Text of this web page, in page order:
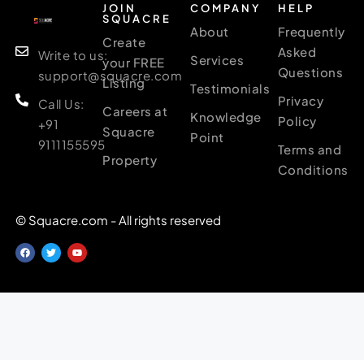
Write to us:
support@squacre.com
Call Us:
+91
9111155595
JOIN
SQUACRE
Create
your FREE
Listing
Careers at
Squacre
Property
COMPANY
About
Services
Testimonials
Knowledge
Point
HELP
Frequently
Asked
Questions
Privacy
Policy
Terms and
Conditions
© Squacre.com - All rights reserved